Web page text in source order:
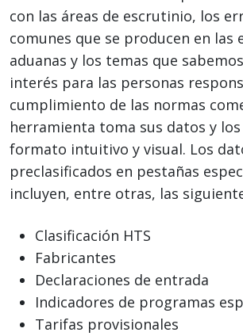
con las áreas de escrutinio, los
comunes que se producen en las
aduanas y los temas que
interés para las personas
cumplimiento de las normas
herramienta toma sus datos y
formato intuitivo y visual. Los
preclasificados en pestañas
incluyen, entre otras, las
Clasificación HTS
Fabricantes
Declaraciones de entrada
Indicadores de programas
Tarifas provisionales